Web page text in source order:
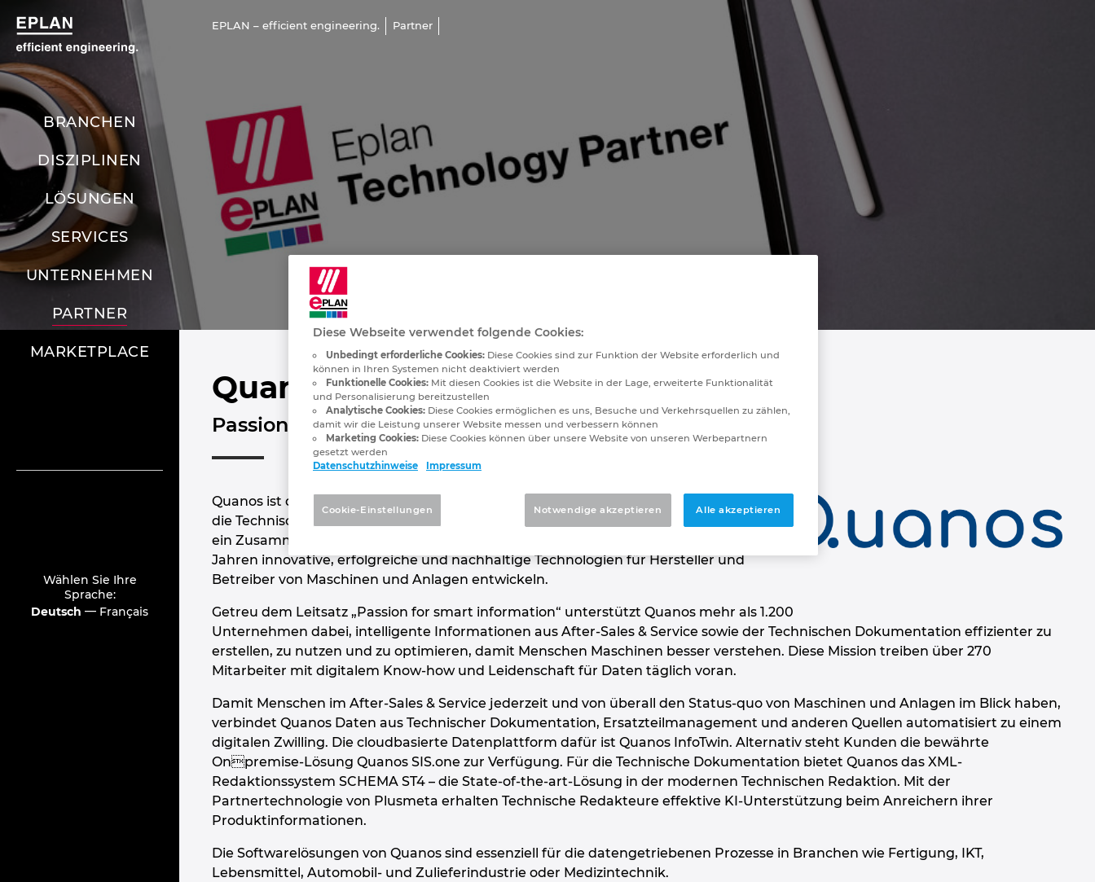
EPLAN – efficient engineering. Partner
BRANCHEN
DISZIPLINEN
LÖSUNGEN
SERVICES
UNTERNEHMEN
PARTNER
MARKETPLACE
Wählen Sie Ihre
Sprache:
Deutsch — Français
Quanos Solutions GmbH
Passion for smart information
Quanos ist der Softwarepartner für den industriellen After-Sales & Service und
die Technische Dokumentation. Die 2020 geformte Unternehmensgruppe ist
ein Zusammenschluss von marktführenden Digitalexperten, die seit mehr als 25
Jahren innovative, erfolgreiche und nachhaltige Technologien für Hersteller und
Betreiber von Maschinen und Anlagen entwickeln.
Getreu dem Leitsatz „Passion for smart information“ unterstützt Quanos mehr als 1.200
Unternehmen dabei, intelligente Informationen aus After-Sales & Service sowie der Technischen Dokumentation effizienter zu
erstellen, zu nutzen und zu optimieren, damit Menschen Maschinen besser verstehen. Diese Mission treiben über 270
Mitarbeiter mit digitalem Know-how und Leidenschaft für Daten täglich voran.
Damit Menschen im After-Sales & Service jederzeit und von überall den Status-quo von Maschinen und Anlagen im Blick haben,
verbindet Quanos Daten aus Technischer Dokumentation, Ersatzteilmanagement und anderen Quellen automatisiert zu einem
digitalen Zwilling. Die cloudbasierte Datenplattform dafür ist Quanos InfoTwin. Alternativ steht Kunden die bewährte
Onpremise-Lösung Quanos SIS.one zur Verfügung. Für die Technische Dokumentation bietet Quanos das XML-
Redaktionssystem SCHEMA ST4 – die State-of-the-art-Lösung in der modernen Technischen Redaktion. Mit der
Partnertechnologie von Plusmeta erhalten Technische Redakteure effektive KI-Unterstützung beim Anreichern ihrer
Produktinformationen.
Die Softwarelösungen von Quanos sind essenziell für die datengetriebenen Prozesse in Branchen wie Fertigung, IKT,
Lebensmittel, Automobil- und Zulieferindustrie oder Medizintechnik.
Diese Webseite verwendet folgende Cookies:
Unbedingt erforderliche Cookies: Diese Cookies sind zur Funktion der Website erforderlich und
können in Ihren Systemen nicht deaktiviert werden
Funktionelle Cookies: Mit diesen Cookies ist die Website in der Lage, erweiterte Funktionalität
und Personalisierung bereitzustellen
Analytische Cookies: Diese Cookies ermöglichen es uns, Besuche und Verkehrsquellen zu zählen,
damit wir die Leistung unserer Website messen und verbessern können
Marketing Cookies: Diese Cookies können über unsere Website von unseren Werbepartnern
gesetzt werden
Datenschutzhinweise
Impressum
Notwendige akzeptieren Alle akzeptieren
Cookie-Einstellungen